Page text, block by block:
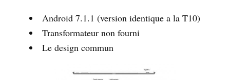
Android 7.1.1 (version identique a la T10)
Transformateur non fourni
Le design commun